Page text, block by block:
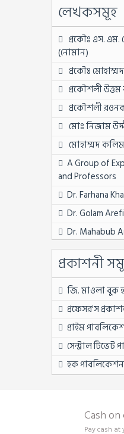
৪র্থ সেমিস্টার ফুল
৫ম সেমিস্টার
৫ম সেমিস্টার
৫ম সেমিস্টার
৬ষ্ঠ সেমিস্টার
৬ষ্ঠ সেমিস্টার
৬ষ্ঠ সেমিস্টার
৬ষ্ঠ সেমিস্টার
৭ম সেমিস্টার
৭ম সেমিস্টার
৭ম সেমিস্টার
BPSC নন
First Year
MATS
Second Year
Third Year
অন্যান্য চাকরি
উপ সহকারী কৃষি
উপ সহকারী
এইচএসসি
একাদশ শ্রেণি
জব সলুশন
লেখকসমূহ
প্রকৌঃ এস.
(নোমান)
প্রকৌঃ
প্রকৌশলী
প্রকৌশলী
মোঃ নিজাম
মোহাম্মদ কলিম
A Group of
and Professors
Dr. Farhana
Dr. Golam
Dr. Mahabub
Dr. Md. Abdul
Dr. Soheli
Dr. Sukumar
Dr. Sumi Barua
Dr. Syed Md.
Dr. Tazia
Dr. Zenifar
Dr. Zinnatul
Laila Jarin
প্রকাশনী
জি. মাওলা বুক
প্রফেসর'স
প্রাইম
সেন্ট্রাল
হক
Cash
Pay cash at